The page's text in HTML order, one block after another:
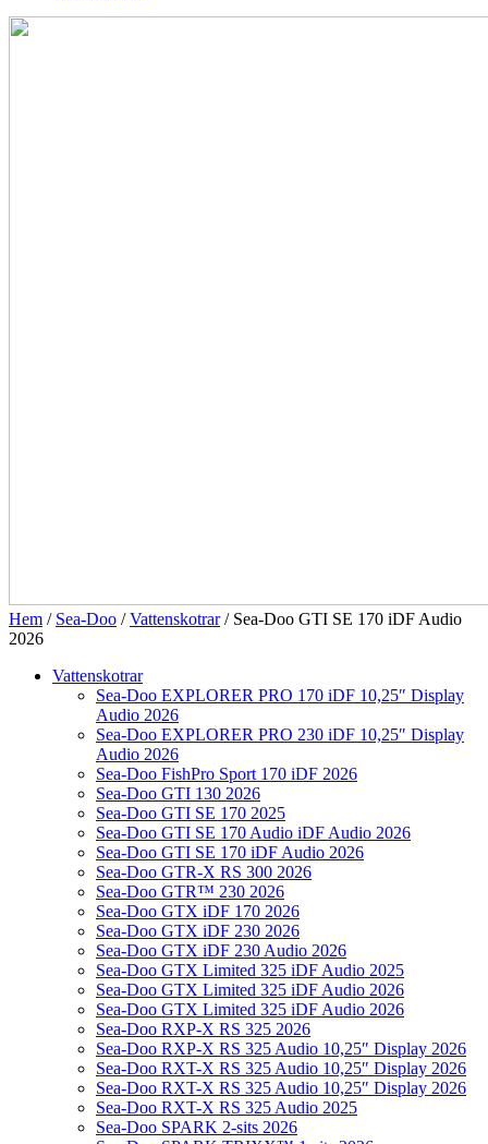
Hem / Sea-Doo /Vattenskotrar/ Sea-Doo GTI SE 170 iDF Audio
2026
Vattenskotrar
Sea-Doo EXPLORER PRO 170 iDF 10,25″ Display
Audio 2026
Sea-Doo EXPLORER PRO 230 iDF 10,25″ Display
Audio 2026
Sea-Doo FishPro Sport 170 iDF 2026
Sea-Doo GTI 130 2026
Sea-Doo GTI SE 170 2025
Sea-Doo GTI SE 170 Audio iDF Audio 2026
Sea-Doo GTI SE 170 iDF Audio 2026
Sea-Doo GTR-X RS 300 2026
Sea-Doo GTR™ 230 2026
Sea-Doo GTX iDF 170 2026
Sea-Doo GTX iDF 230 2026
Sea-Doo GTX iDF 230 Audio 2026
Sea-Doo GTX Limited 325 iDF Audio 2025
Sea-Doo GTX Limited 325 iDF Audio 2026
Sea-Doo GTX Limited 325 iDF Audio 2026
Sea-Doo RXP-X RS 325 2026
Sea-Doo RXP-X RS 325 Audio 10,25″ Display 2026
Sea-Doo RXT-X RS 325 Audio 10,25″ Display 2026
Sea-Doo RXT-X RS 325 Audio 10,25″ Display 2026
Sea-Doo RXT-X RS 325 Audio 2025
Sea-Doo SPARK 2-sits 2026